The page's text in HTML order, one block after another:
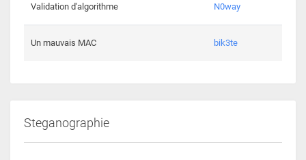
Validation d'algorithme N0way
Un mauvais MAC bik3te
Steganographie